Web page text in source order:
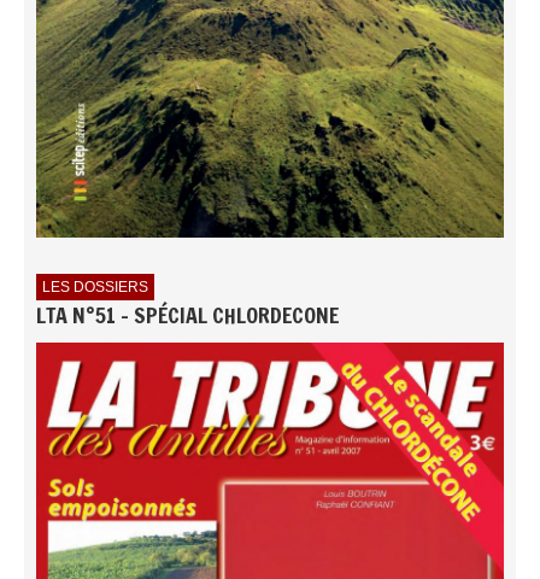
LES DOSSIERS
LTA N°51 - SPÉCIAL CHLORDECONE